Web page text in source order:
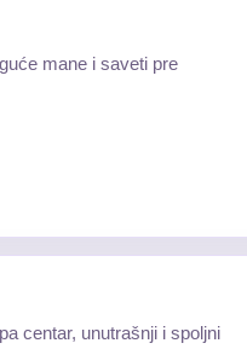
mane i saveti pre
centar, unutrašnji i spoljni